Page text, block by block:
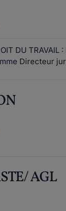
DU TRAVAIL
Directeur
AGL